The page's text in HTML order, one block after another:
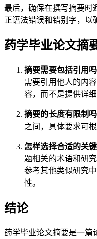
最后，确保在撰写摘要时
正语法错误和错别字，以
药学毕业论文摘
摘要需要包括引用吗
需要引用他人的内
容，而不是提供详细
摘要的长度有限制吗
之间，具体要求可
怎样选择合适的关键
题相关的术语和研
参考其他类似研究
性。
结论
药学毕业论文摘要是一篇